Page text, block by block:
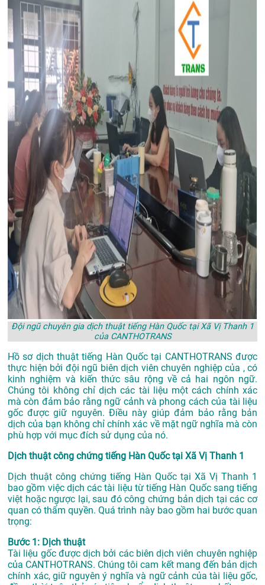
Đội ngũ chuyên gia dịch thuật tiếng Hàn Quốc tại Xã Vị Thanh 1
của CANTHOTRANS
Hồ sơ dịch thuật tiếng Hàn Quốc tại CANTHOTRANS được
thực hiện bởi đội ngũ biên dịch viên chuyên nghiệp của , có
kinh nghiệm và kiến thức sâu rộng về cả hai ngôn ngữ.
Chúng tôi không chỉ dịch các tài liệu một cách chính xác
mà còn đảm bảo rằng ngữ cảnh và phong cách của tài liệu
gốc được giữ nguyên. Điều này giúp đảm bảo rằng bản
dịch của bạn không chỉ chính xác về mặt ngữ nghĩa mà còn
phù hợp với mục đích sử dụng của nó.
Dịch thuật công chứng tiếng Hàn Quốc tại Xã Vị Thanh 1
Dịch thuật công chứng tiếng Hàn Quốc tại Xã Vị Thanh 1
bao gồm việc dịch các tài liệu từ tiếng Hàn Quốc sang tiếng
việt hoặc ngược lại, sau đó công chứng bản dịch tại các cơ
quan có thẩm quyền. Quá trình này bao gồm hai bước quan
trọng:
Bước 1: Dịch thuật
Tài liệu gốc được dịch bởi các biên dịch viên chuyên nghiệp
của CANTHOTRANS. Chúng tôi cam kết mang đến bản dịch
chính xác, giữ nguyên ý nghĩa và ngữ cảnh của tài liệu gốc,